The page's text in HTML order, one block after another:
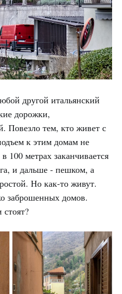
другой итальянский
дорожки,
Повезло тем, кто живет с
к этим домам не
100 метрах заканчивается
и дальше - пешком, а
Но как-то живут.
заброшенных домов.